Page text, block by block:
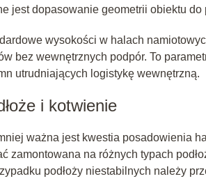
jest dopasowanie geometrii obiektu do
wysokości w halach
bez wewnętrznych podpór. To
utrudniających logistykę wewnętrzną.
i kotwienie
ważna jest kwestia posadowienia
zamontowana na różnych typach
podłoży niestabilnych należy